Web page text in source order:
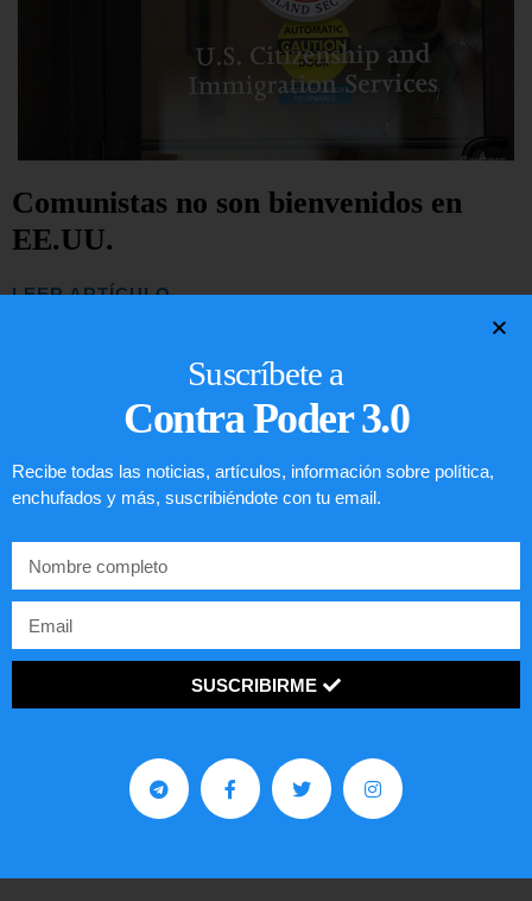
Comunistas no son bienvenidos en
EE.UU.
LEER ARTÍCULO...
EE.UU. 2020
LEER ARTÍCULO...
Suscríbete a
Contra Poder 3.0
Recibe todas las noticias, artículos, información sobre política,
enchufados y más, suscribiéndote con tu email.
SUSCRIBIRME